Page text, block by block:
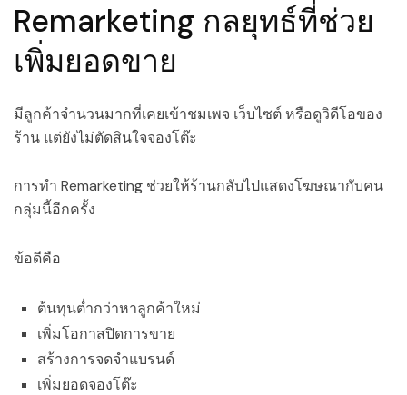
Remarketing กลยุทธ์ที่ช่วย
เพิ่มยอดขาย
มีลูกค้าจำนวนมากที่เคยเข้าชมเพจ เว็บไซต์ หรือดูวิดีโอของ
ร้าน แต่ยังไม่ตัดสินใจจองโต๊ะ
การทำ Remarketing ช่วยให้ร้านกลับไปแสดงโฆษณากับคน
กลุ่มนี้อีกครั้ง
ข้อดีคือ
ต้นทุนต่ำกว่าหาลูกค้าใหม่
เพิ่มโอกาสปิดการขาย
สร้างการจดจำแบรนด์
เพิ่มยอดจองโต๊ะ